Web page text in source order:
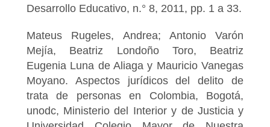
Desarrollo Educativo, n.° 8, 2011, pp. 1 a 33.
Mateus Rugeles, Andrea; Antonio Varón
Mejía, Beatriz Londoño Toro, Beatriz
Eugenia Luna de Aliaga y Mauricio Vanegas
Moyano. Aspectos jurídicos del delito de
trata de personas en Colombia, Bogotá,
unodc, Ministerio del Interior y de Justicia y